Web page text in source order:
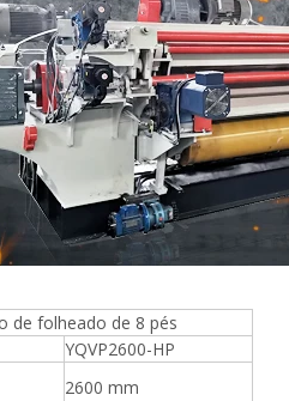
de folheado de 8 pés
YQVP2600-HP
2600 mm